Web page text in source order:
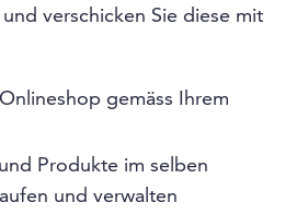
verschicken Sie diese mit
gemäss Ihrem
Produkte im selben
und verwalten